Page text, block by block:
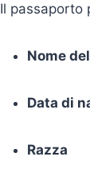
Il passaporto
Nome
Data di
Razza